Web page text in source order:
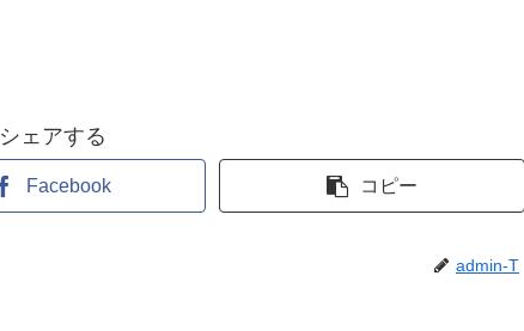
シェアする
Facebook コピー
admin-T